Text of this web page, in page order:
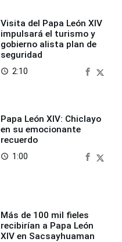
Visita del Papa León XIV
impulsará el turismo y
gobierno alista plan de
seguridad
access_time 2:10
Papa León XIV: Chiclayo
en su emocionante
recuerdo
access_time 1:00
Más de 100 mil fieles
recibirían a Papa León
XIV en Sacsayhuaman